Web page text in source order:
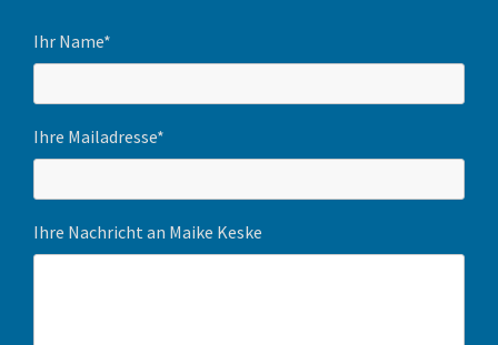
Ihr Name*
Ihre Mailadresse*
Ihre Nachricht an Maike Keske